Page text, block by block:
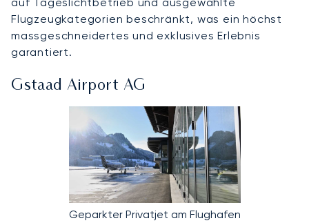
Flugzeugkategorien beschränkt, was ein höchst
massgeschneidertes und exklusives Erlebnis
garantiert.
Gstaad Airport AG
Geparkter Privatjet am Flughafen